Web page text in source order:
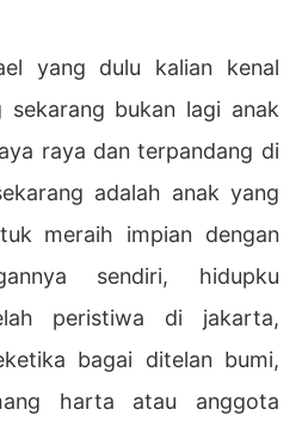
yang dulu kalian kenal
sekarang bukan lagi anak
raya dan terpandang di
adalah anak yang
meraih impian dengan
sendiri, hidupku
peristiwa di jakarta,
bagai ditelan bumi,
harta atau anggota